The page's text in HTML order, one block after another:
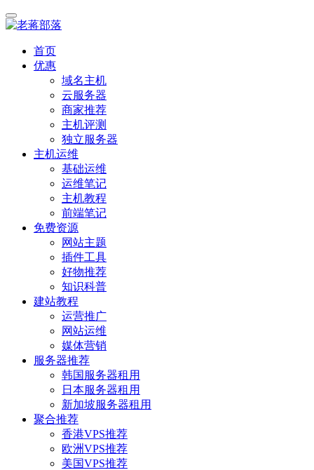
首页
优惠
域名主机
云服务器
商家推荐
主机评测
独立服务器
主机运维
基础运维
运维笔记
主机教程
前端笔记
免费资源
网站主题
插件工具
好物推荐
知识科普
建站教程
运营推广
网站运维
媒体营销
服务器推荐
韩国服务器租用
日本服务器租用
新加坡服务器租用
聚合推荐
香港VPS推荐
欧洲VPS推荐
美国VPS推荐